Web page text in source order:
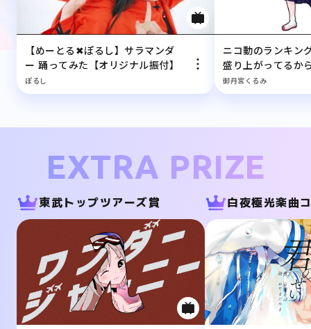
【めーとる✖︎ぽるし】サラマンダ
ー 踊ってみた【オリジナル振付】
ぽるし
ニコ動のランキン
盛り上がってるか
ても多分バレない
ってカバーして演
御丹宮くるみ
EXTRA PRIZE
東武トップツアーズ賞 白夜極光楽曲